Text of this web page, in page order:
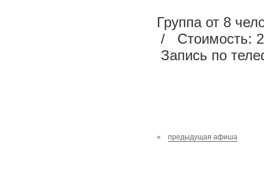
Группа от 8
/ Стоимость:
Запись по
« предыдущая афиша